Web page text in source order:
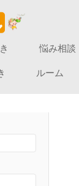
悩み相談
ルーム